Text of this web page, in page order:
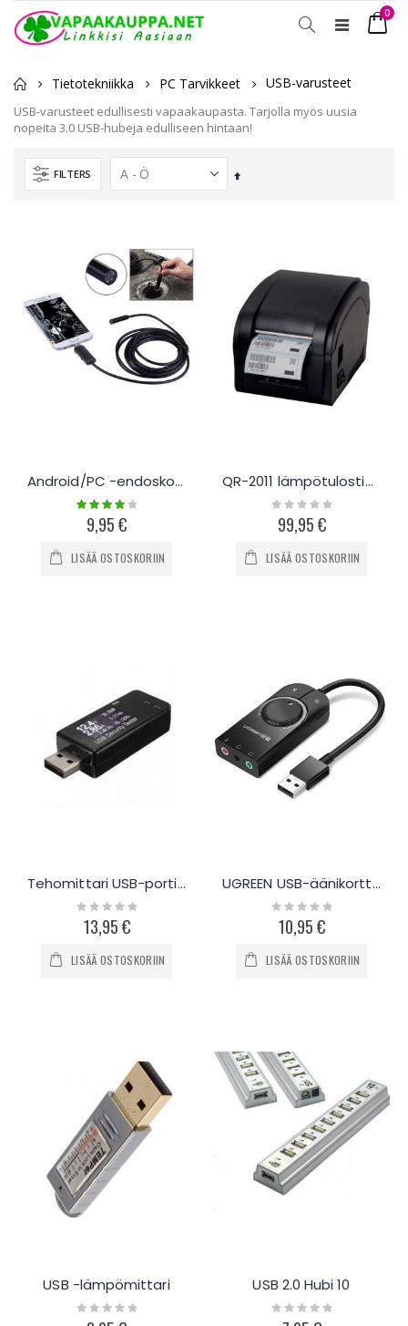
Toggle
0
Tietotekniikka PC Tarvikkeet USB-varusteet
USB-varusteet edullisesti vapaakaupasta. Tarjolla myös uusia
nopeita 3.0 USB-hubeja edulliseen hintaan!
FILTERS
Laskevassa
Android/PC -endoskooppi 1,5m/5,5mm
Rating:
80%
9,95 €
LISÄÄ OSTOSKORIIN
QR-2011 lämpötulostin 82mm
Rating:
0%
99,95 €
LISÄÄ OSTOSKORIIN
Tehomittari USB-portilla 3-30 V
Rating:
0%
13,95 €
LISÄÄ OSTOSKORIIN
UGREEN USB-äänikortti mykistys-painikkeilla
Rating:
0%
10,95 €
LISÄÄ OSTOSKORIIN
USB -lämpömittari
Rating:
0%
USB 2.0 Hubi 10
Rating:
0%